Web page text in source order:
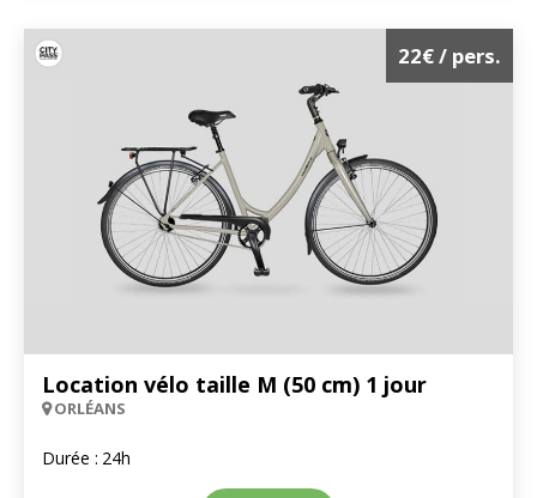
Location vélo taille M (50 cm) 1 jour
ORLÉANS
22€/ pers.
Durée : 24h